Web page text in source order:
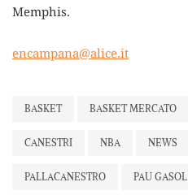
Memphis.
encampana@alice.it
BASKET BASKET MERCATO
CANESTRI NBA NEWS
PALLACANESTRO PAU GASOL